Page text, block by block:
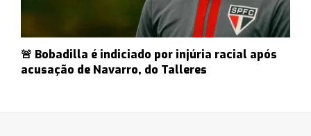
🚨 Bobadilla é indiciado por injúria racial após
acusação de Navarro, do Talleres